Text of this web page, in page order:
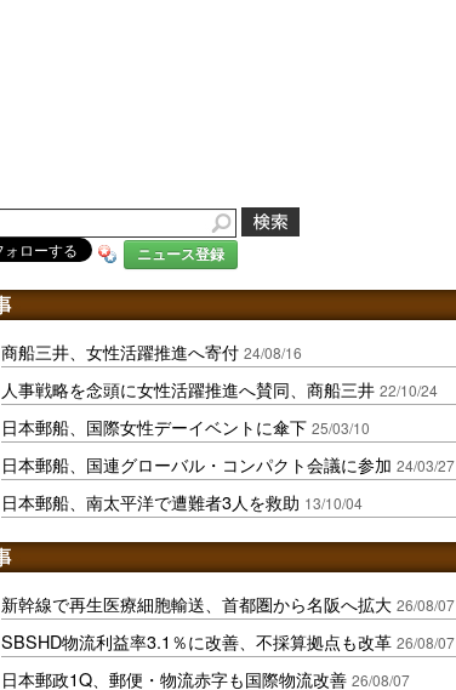
ニュース登録
商船三井、女性活躍推進へ寄付 24/08/16
人事戦略を念頭に女性活躍推進へ賛同、商船三井 22/10/24
日本郵船、国際女性デーイベントに傘下 25/03/10
日本郵船、国連グローバル・コンパクト会議に参加 24/03/27
日本郵船、南太平洋で遭難者3人を救助 13/10/04
新幹線で再生医療細胞輸送、首都圏から名阪へ拡大 26/08/07
SBSHD物流利益率3.1％に改善、不採算拠点も改革 26/08/07
日本郵政1Q、郵便・物流赤字も国際物流改善 26/08/07